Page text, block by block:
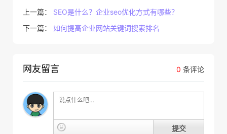
上一篇： SEO是什么？企业seo优化方式有哪些？
下一篇： 如何提高企业网站关键词搜索排名
0 条评论
网友留言
提交